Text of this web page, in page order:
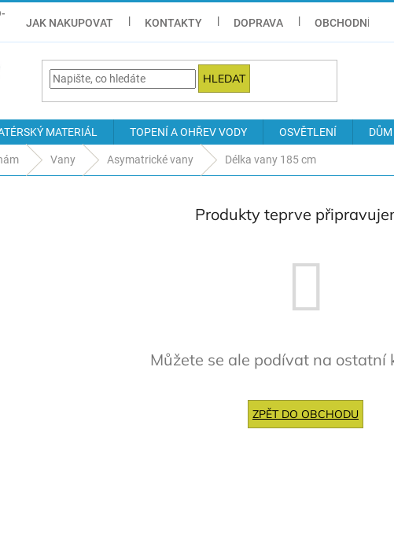
JAK NAKUPOVAT KONTAKTY DOPRAVA OBCHODNÍ
HLEDAT
MATERIÁL TOPENÍ A OHŘEV VODY OSVĚTLENÍ
Vany Asymatrické vany Délka vany 185 cm
Produkty teprve
Můžete se ale podívat na ostatní
ZPĚT DO OBCHODU